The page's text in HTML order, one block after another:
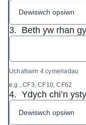
Dewiswch opsiwn
3. Beth yw rhan
Uchafswm 4 cymeriadau
e.g., CF3, CF10, CF62
4. Ydych chi’n
Dewiswch opsiwn